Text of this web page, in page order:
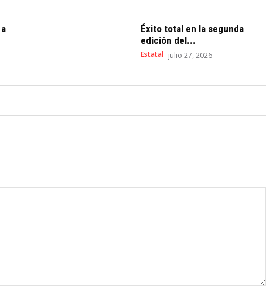
Éxito total en la segunda
edición del...
Estatal julio 27, 2026